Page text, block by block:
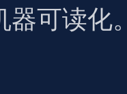
器可读化